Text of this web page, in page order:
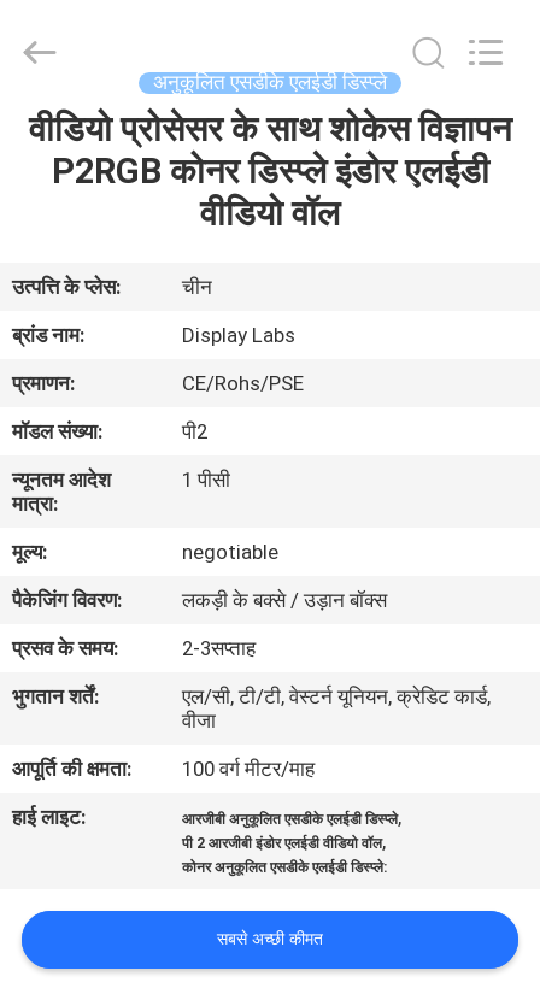
घर
वीआर
दिखाएँ
हमारे
बारे
में
कारखाना
भ्रमण
गुणवत्ता
संपर्क
समाचार
LED
Co.,Ltd.
Reserved.
अनुकूलित एसडीके एलईडी डिस्प्ले
वीडियो प्रोसेसर के साथ शोकेस विज्ञापन
P2RGB कोनर डिस्प्ले इंडोर एलईडी
वीडियो वॉल
उत्पत्ति के प्लेस:
चीन
ब्रांड नाम:
Display Labs
प्रमाणन:
CE/Rohs/PSE
मॉडल संख्या:
पी2
न्यूनतम आदेश
मात्रा:
1 पीसी
मूल्य:
negotiable
पैकेजिंग विवरण:
लकड़ी के बक्से / उड़ान बॉक्स
प्रसव के समय:
2-3सप्ताह
भुगतान शर्तें:
एल/सी, टी/टी, वेस्टर्न यूनियन, क्रेडिट कार्ड,
वीजा
आपूर्ति की क्षमता:
100 वर्ग मीटर/माह
हाई लाइट:
आरजीबी अनुकूलित एसडीके एलईडी डिस्प्ले,
पी 2 आरजीबी इंडोर एलईडी वीडियो वॉल,
कोनर अनुकूलित एसडीके एलईडी डिस्प्ले:
सबसे अच्छी कीमत